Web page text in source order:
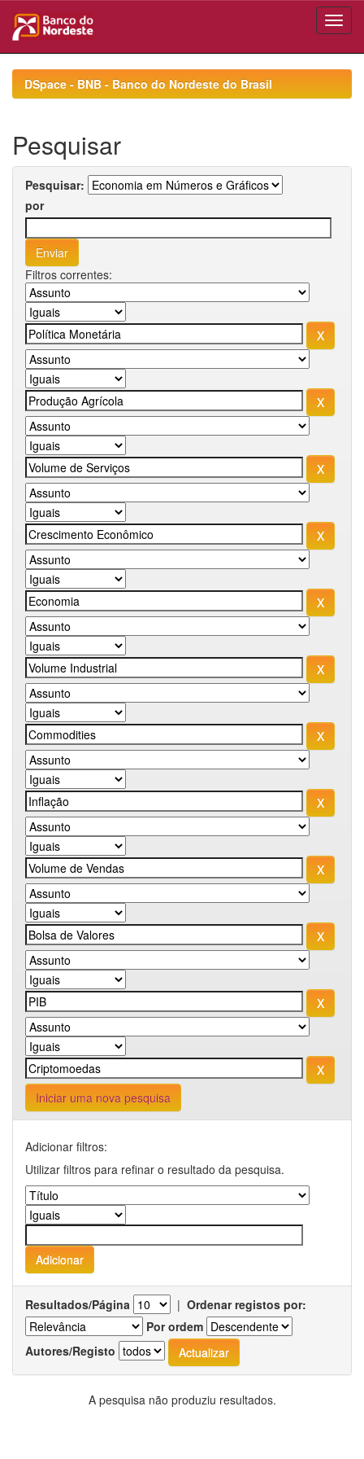
navigationDSpace - BNB - Banco do Nordeste do Brasil
Pesquisar
Pesquisar:
por
Filtros correntes:
Iniciar uma nova pesquisa
Adicionar filtros:
Utilizar filtros para refinar o resultado da pesquisa.
Resultados/Página | Ordenar registos por:
Por ordem
Autores/Registo
A pesquisa não produziu resultados.